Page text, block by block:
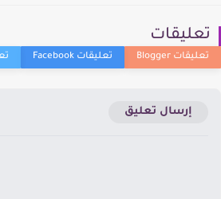
إرسال تعليق